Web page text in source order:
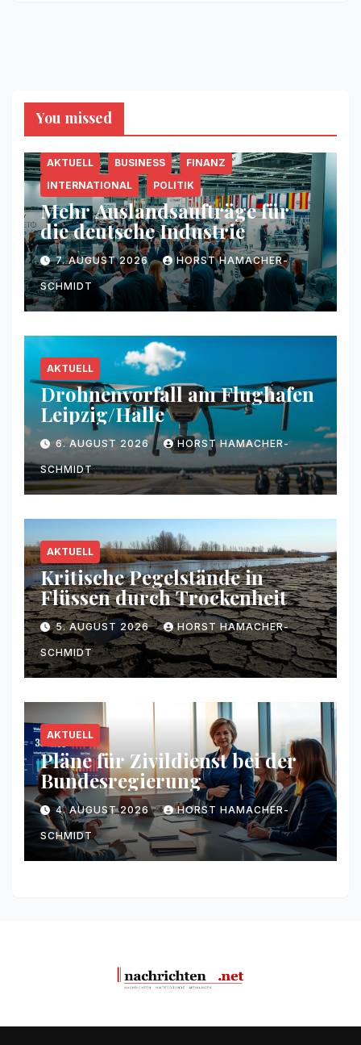
You missed
AKTUELL BUSINESS
FINANZ
INTERNATIONAL
POLITIK
Mehr Auslandsaufträge für
die deutsche Industrie
7. AUGUST 2026 HORST HAMACHER-
SCHMIDT
AKTUELL
Drohnenvorfall am Flughafen
Leipzig/Halle
6. AUGUST 2026 HORST HAMACHER-
SCHMIDT
AKTUELL
Kritische Pegelstände in
Flüssen durch Trockenheit
5. AUGUST 2026 HORST HAMACHER-
SCHMIDT
AKTUELL
Pläne für Zivildienst bei der
Bundesregierung
4. AUGUST 2026 HORST HAMACHER-
SCHMIDT